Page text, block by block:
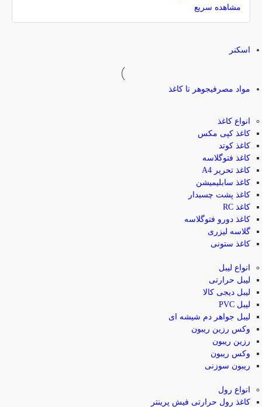
مشاهده سریع
اسکنر
مواد مصرفیجوهر تا کاغذ
انواع کاغذ
کاغذ کپی مکس
کاغذ کوتد
کاغذ فتوگلاسه
کاغذ تحریر A4
کاغذ سابلیمیشن
کاغذ پشت چسبدار
کاغذ RC
کاغذ دورو فتوگلاسه
گلاسه لیزری
کاغذ ستونی
انواع لیبل
لیبل حرارتی
لیبل دیجی کالا
لیبل PVC
لیبل جواهر دم شیشه ای
وکس رزین ریبون
رزین ریبون
وکس ریبون
ریبون سوزنی
انواع رول
کاغذ رول حرارتی فیش پرینتر